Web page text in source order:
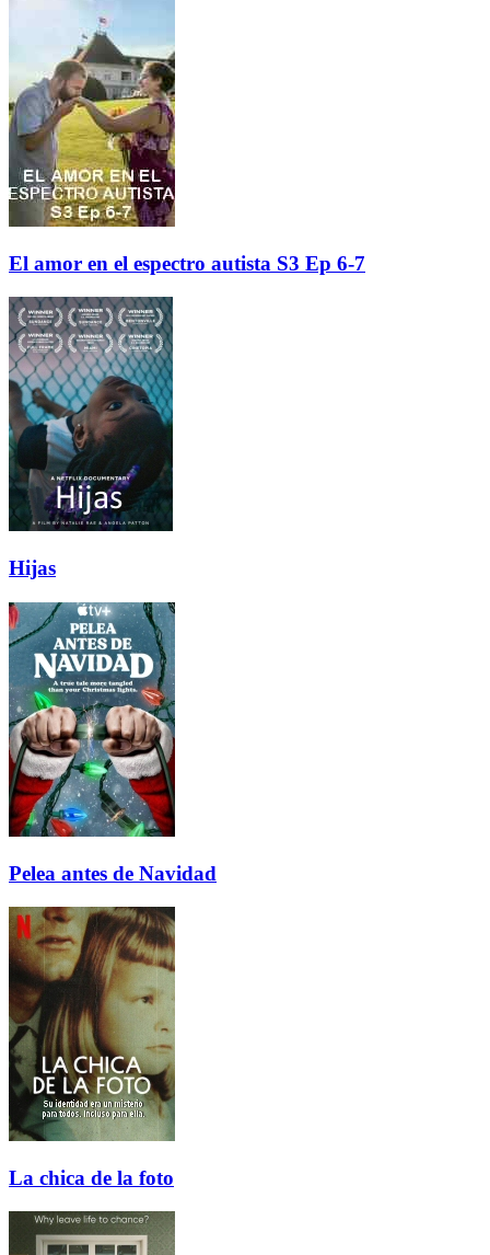
El amor en el espectro autista S3 Ep 6-7
Hijas
Pelea antes de Navidad
La chica de la foto